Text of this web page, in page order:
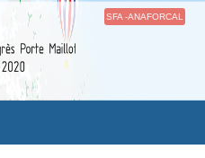
SFA -ANAFORCAL